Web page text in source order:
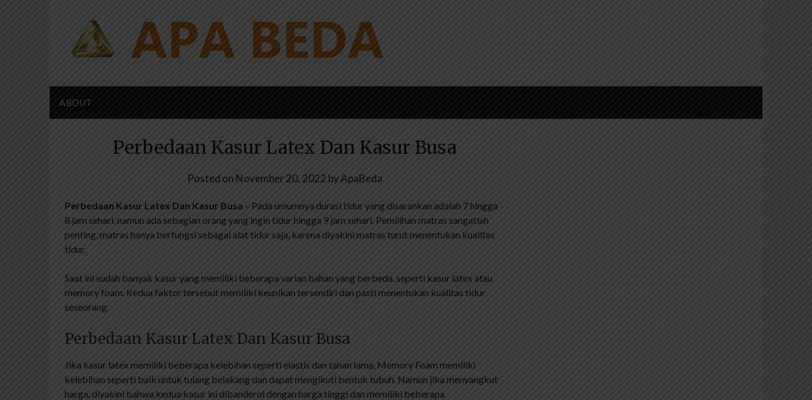
ABOUT
Perbedaan Kasur Latex Dan Kasur Busa
Posted on November 20, 2022 byApaBeda
Perbedaan Kasur Latex Dan Kasur Busa – Pada umumnya durasi tidur yang disarankan adalah 7 hingga
8 jam sehari, namun ada sebagian orang yang ingin tidur hingga 9 jam sehari. Pemilihan matras sangatlah
penting, matras hanya berfungsi sebagai alat tidur saja, karena diyakini matras turut menentukan kualitas
tidur.
Saat ini sudah banyak kasur yang memiliki beberapa varian bahan yang berbeda, seperti kasur latex atau
memory foam. Kedua faktor tersebut memiliki keunikan tersendiri dan pasti menentukan kualitas tidur
seseorang.
Perbedaan Kasur Latex Dan Kasur Busa
Jika kasur latex memiliki beberapa kelebihan seperti elastis dan tahan lama, Memory Foam memiliki
kelebihan seperti baik untuk tulang belakang dan dapat mengikuti bentuk tubuh. Namun jika menyangkut
harga, diyakini bahwa kedua kasur ini dibanderol dengan harga tinggi dan memiliki beberapa